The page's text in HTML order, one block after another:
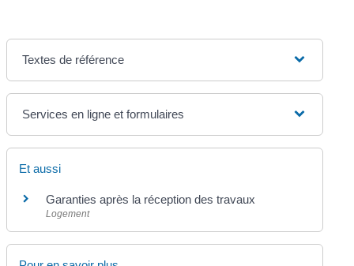
Textes de référence
Services en ligne et formulaires
Et aussi
Garanties après la réception des travaux
Logement